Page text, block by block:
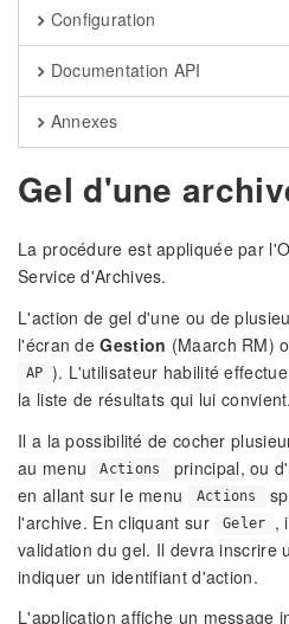
Configuration
Documentation API
Annexes
Gel d'une
La procédure est appliquée par
Service d'Archives.
L'action de gel d'une ou de
l'écran deGestion (Maarch RM)
AP ). L'utilisateur habilité
la liste de résultats qui lui convient.
Il a la possibilité de cocher
au menu
Actions
principal, ou
en allant sur le menu
Actions
l'archive. En cliquant sur
Geler
,
validation du gel. Il devra inscrire
indiquer un identifiant d'action.
L'application affiche un message